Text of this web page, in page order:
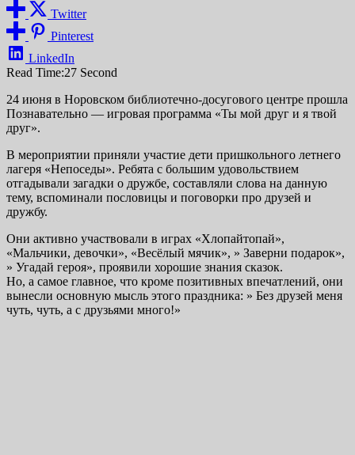
Twitter
Pinterest
LinkedIn
Read Time:27 Second
24 июня в Норовском библиотечно-досугового центре прошла
Познавательно — игровая программа «Ты мой друг и я твой
друг».
В мероприятии приняли участие дети пришкольного летнего
лагеря «Непоседы». Ребята с большим удовольствием
отгадывали загадки о дружбе, составляли слова на данную
тему, вспоминали пословицы и поговорки про друзей и
дружбу.
Они активно участвовали в играх «Хлопайтопай»,
«Мальчики, девочки», «Весëлый мячик», » Заверни подарок»,
» Угадай героя», проявили хорошие знания сказок.
Но, а самое главное, что кроме позитивных впечатлений, они
вынесли основную мысль этого праздника: » Без друзей меня
чуть, чуть, а с друзьями много!»